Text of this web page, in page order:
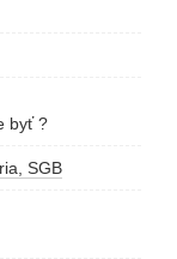
byť ?
SGB